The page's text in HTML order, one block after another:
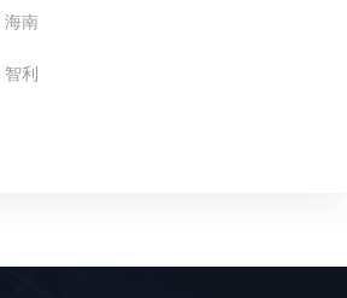
海南
智利